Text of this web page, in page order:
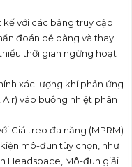
với các bảng truy cập
đoán dễ dàng và thay
thời gian ngừng hoạt
xác lượng khí phản ứng
Air) vào buồng nhiệt phân
Giá treo đa năng (MPRM)
mô-đun tùy chọn, như
Headspace, Mô-đun giải